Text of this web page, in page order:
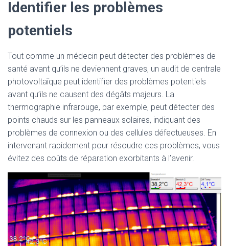
Identifier les problèmes
potentiels
Tout comme un médecin peut détecter des problèmes de
santé avant qu’ils ne deviennent graves, un audit de centrale
photovoltaïque peut identifier des problèmes potentiels
avant qu’ils ne causent des dégâts majeurs. La
thermographie infrarouge, par exemple, peut détecter des
points chauds sur les panneaux solaires, indiquant des
problèmes de connexion ou des cellules défectueuses. En
intervenant rapidement pour résoudre ces problèmes, vous
évitez des coûts de réparation exorbitants à l’avenir.